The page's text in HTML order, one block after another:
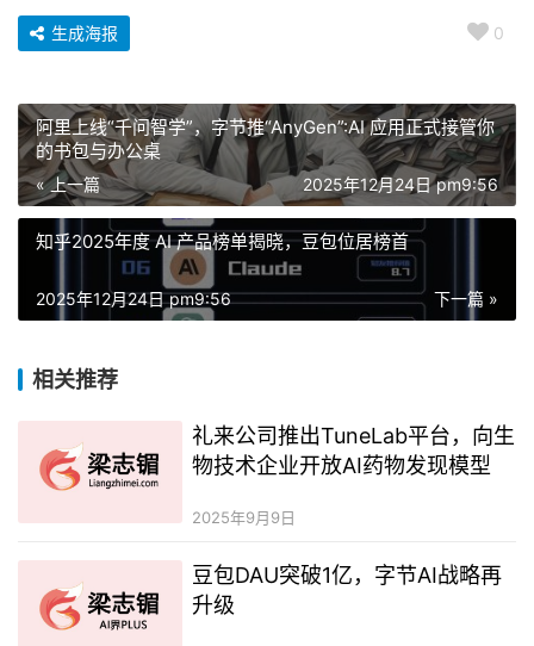
0
生成海报
阿里上线“千问智学”，字节推“AnyGen”:AI 应用正式接管你
的书包与办公桌
« 上一篇 2025年12月24日 pm9:56
知乎2025年度 AI 产品榜单揭晓，豆包位居榜首
下一篇 »
2025年12月24日 pm9:56
相关推荐
礼来公司推出TuneLab平台，向生
物技术企业开放AI药物发现模型
2025年9月9日
豆包DAU突破1亿，字节AI战略再
升级